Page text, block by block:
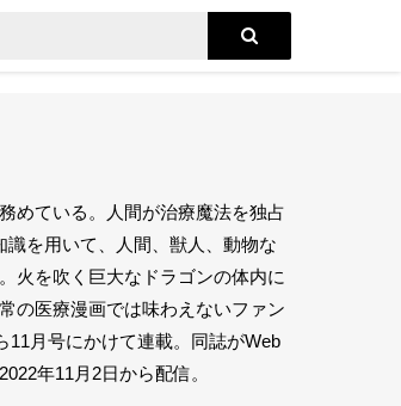
めている。人間が治療魔法を独占
を用いて、人間、獣人、動物な
火を吹く巨大なドラゴンの体内に
の医療漫画では味わえないファン
11月号にかけて連載。同誌がWeb
年11月2日から配信。